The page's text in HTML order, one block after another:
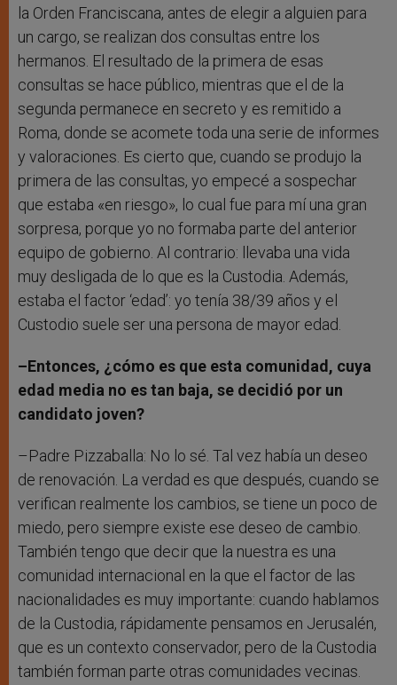
la Orden Franciscana, antes de elegir a alguien para
un cargo, se realizan dos consultas entre los
hermanos. El resultado de la primera de esas
consultas se hace público, mientras que el de la
segunda permanece en secreto y es remitido a
Roma, donde se acomete toda una serie de informes
y valoraciones. Es cierto que, cuando se produjo la
primera de las consultas, yo empecé a sospechar
que estaba «en riesgo», lo cual fue para mí una gran
sorpresa, porque yo no formaba parte del anterior
equipo de gobierno. Al contrario: llevaba una vida
muy desligada de lo que es la Custodia. Además,
estaba el factor ‘edad’: yo tenía 38/39 años y el
Custodio suele ser una persona de mayor edad.
–Entonces, ¿cómo es que esta comunidad, cuya
edad media no es tan baja, se decidió por un
candidato joven?
–Padre Pizzaballa: No lo sé. Tal vez había un deseo
de renovación. La verdad es que después, cuando se
verifican realmente los cambios, se tiene un poco de
miedo, pero siempre existe ese deseo de cambio.
También tengo que decir que la nuestra es una
comunidad internacional en la que el factor de las
nacionalidades es muy importante: cuando hablamos
de la Custodia, rápidamente pensamos en Jerusalén,
que es un contexto conservador, pero de la Custodia
también forman parte otras comunidades vecinas.